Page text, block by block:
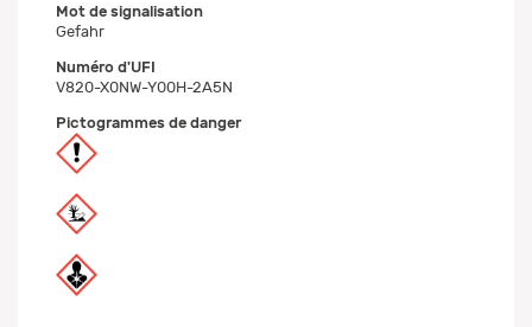
Mot de signalisation
Gefahr
Numéro d'UFI
V820-X0NW-Y00H-2A5N
Pictogrammes de danger